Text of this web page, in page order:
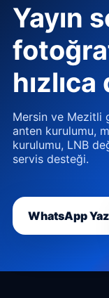
Yayın
Mersin ve Mezitli
anten kurulumu,
kurulumu, LNB
servis desteği.
WhatsApp Yaz